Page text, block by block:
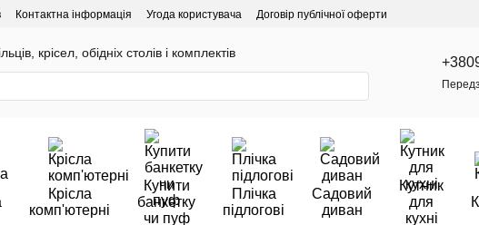
Контактна інформація Угода користувача
Договір публічної оферти
крісел, обідніх столів і комплектів
Крісла
комп'ютерні
Купити
банкетку
чи пуф
Плічка
підлогові
Садовий
диван
Кутник
для
кухні